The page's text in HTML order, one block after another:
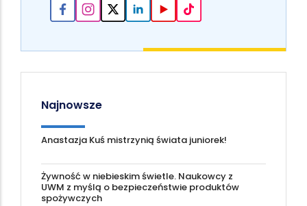
Najnowsze
Anastazja Kuś mistrzynią świata juniorek!
Żywność w niebieskim świetle. Naukowcy z
UWM z myślą o bezpieczeństwie produktów
spożywczych